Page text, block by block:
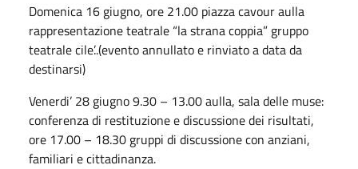
Domenica 16 giugno, ore 21.00 piazza cavour aulla
rappresentazione teatrale “la strana coppia” gruppo
teatrale cile’..(evento annullato e rinviato a data da
destinarsi)
Venerdi’ 28 giugno 9.30 – 13.00 aulla, sala delle muse:
conferenza di restituzione e discussione dei risultati,
ore 17.00 – 18.30 gruppi di discussione con anziani,
familiari e cittadinanza.